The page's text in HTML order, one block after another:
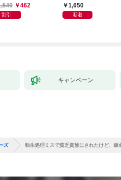
てこいとは呆れま
よ？〜
462
割引
嫁いだら、待っていた
のは二十歳の青年でし
1,650
新着
キャンペーン
ズ 転生処理ミスで貧乏貴族にされたけど、錬